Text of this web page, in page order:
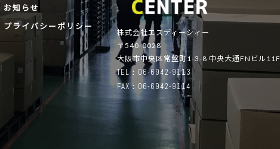
お知らせ
プライバシーポリシー
株式会社エスディーシィー
〒540-0028
大阪市中央区常盤町1-3-8 中央大通FNビル11F
TEL：06-6942-9113
FAX：06-6942-9114